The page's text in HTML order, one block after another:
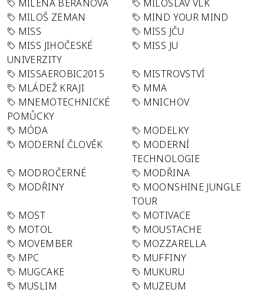
MILENA BERANOVÁ
MILOSLAV VLK
MILOŠ ZEMAN
MIND YOUR MIND
MISS
MISS JČU
MISS JIHOČESKÉ
UNIVERZITY
MISS JU
MISSAEROBIC2015
MISTROVSTVÍ
MLÁDEŽ KRAJI
MMA
MNEMOTECHNICKÉ
POMŮCKY
MNICHOV
MÓDA
MODELKY
MODERNÍ ČLOVĚK
MODERNÍ
TECHNOLOGIE
MODROČERNÉ
MODŘINA
MODŘINY
MOONSHINE JUNGLE
TOUR
MOST
MOTIVACE
MOTOL
MOUSTACHE
MOVEMBER
MOZZARELLA
MPC
MUFFINY
MUGCAKE
MUKURU
MUSLIM
MUZEUM